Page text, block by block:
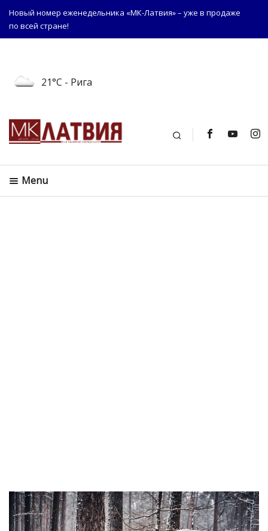
Новый номер еженедельника «МК-Латвия» – уже в продаже
по всей стране!
21°C - Рига
Поиск
Menu